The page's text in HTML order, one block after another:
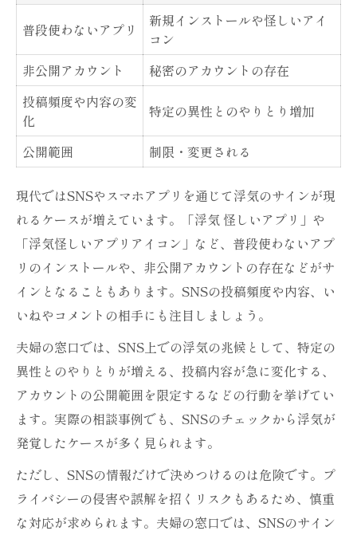
普段使わないアプリ
新規インストールや怪しいアイ
コン
非公開アカウント
秘密のアカウントの存在
投稿頻度や内容の変
化
特定の異性とのやりとり増加
公開範囲 制限・変更される
現代ではSNSやスマホアプリを通じて浮気のサインが現
れるケースが増えています。「浮気 怪しいアプリ」や
「浮気怪しいアプリアイコン」など、普段使わないアプ
リのインストールや、非公開アカウントの存在などがサ
インとなることもあります。SNSの投稿頻度や内容、い
いねやコメントの相手にも注目しましょう。
夫婦の窓口では、SNS上での浮気の兆候として、特定の
異性とのやりとりが増える、投稿内容が急に変化する、
アカウントの公開範囲を限定するなどの行動を挙げてい
ます。実際の相談事例でも、SNSのチェックから浮気が
発覚したケースが多く見られます。
ただし、SNSの情報だけで決めつけるのは危険です。プ
ライバシーの侵害や誤解を招くリスクもあるため、慎重
な対応が求められます。夫婦の窓口では、SNSのサイン